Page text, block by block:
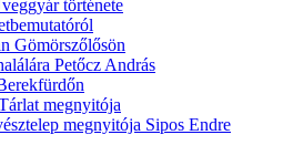
története
Gömörszőlősön
Petőcz András
megnyitója
megnyitója Sipos Endre